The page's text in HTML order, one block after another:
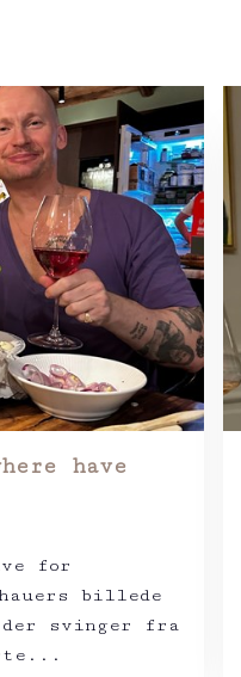
have
for
billede
svinger fra